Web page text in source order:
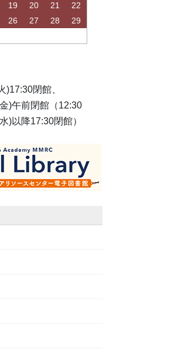
19 20 21
22
26 27 28
29
)17:30閉館、
)午前閉館（12:30
)以降17:30閉館）